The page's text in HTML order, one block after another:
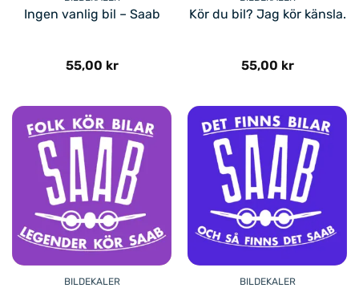
Ingen vanlig bil – Saab
55,00 kr
Kör du bil? Jag kör känsla.
55,00 kr
BILDEKALER BILDEKALER